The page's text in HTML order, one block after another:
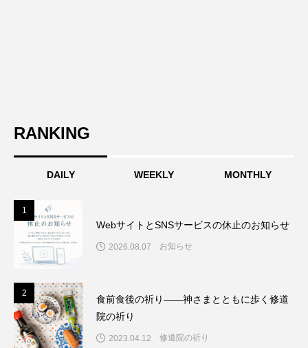
RANKING
DAILY WEEKLY MONTHLY
1
WebサイトとSNSサービスの休止のお知らせ
2026.08.07 お知らせ
2
食前食後の祈り――神さまとともに歩く修道
院の祈り
2023.04.12 修道院の祈り